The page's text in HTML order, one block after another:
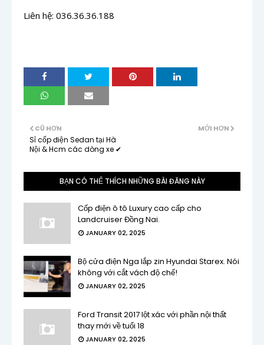
Liên hệ: 036.36.36.188
MỚI HƠN
CŨ HƠN
Sỉ cốp điện Sedan tại Hà
Nội & Hcm các dòng xe ✔
BẠN CÓ THỂ THÍCH NHỮNG BÀI ĐĂNG NÀY
Cốp điện ô tô Luxury cao cấp cho
Landcruiser Đồng Nai.
JANUARY 02, 2025
Bộ cửa điện Nga lắp zin Hyundai Starex. Nói
không với cắt vách độ chế!
JANUARY 02, 2025
Ford Transit 2017 lột xác với phần nội thất
thay mới về tuổi 18
JANUARY 02, 2025